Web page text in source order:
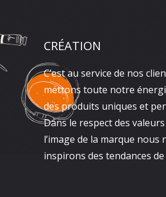
CRÉATION
C’est au service de nos
mettons toute notre
des produits uniques et
Dans le respect des
l’image de la marque nous
inspirons des tendances de